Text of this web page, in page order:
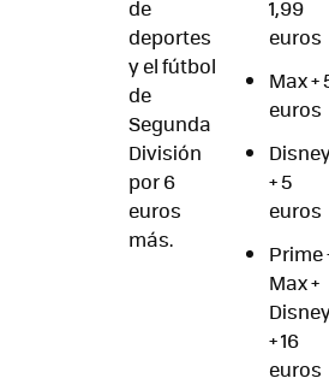
de
deportes
y el fútbol
de
Segunda
División
por 6
euros
más.
1,99
euros
Max +
euros
+ 5
euros
Prime
Max +
+ 16
euros